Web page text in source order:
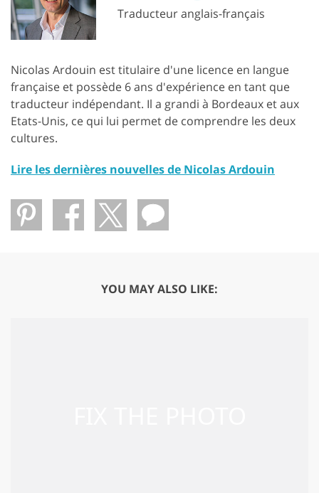
Traducteur anglais-français
Nicolas Ardouin est titulaire d'une licence en langue
française et possède 6 ans d'expérience en tant que
traducteur indépendant. Il a grandi à Bordeaux et aux
Etats-Unis, ce qui lui permet de comprendre les deux
cultures.
Lire les dernières nouvelles de Nicolas Ardouin
YOU MAY ALSO LIKE: